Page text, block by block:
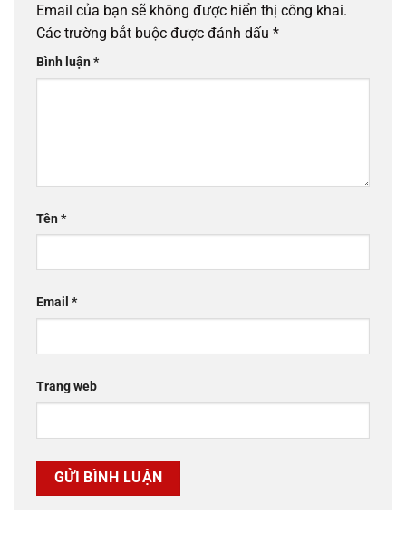
Email của bạn sẽ không được hiển thị công khai.
Các trường bắt buộc được đánh dấu *
Bình luận*
Tên*
Email *
Trang web